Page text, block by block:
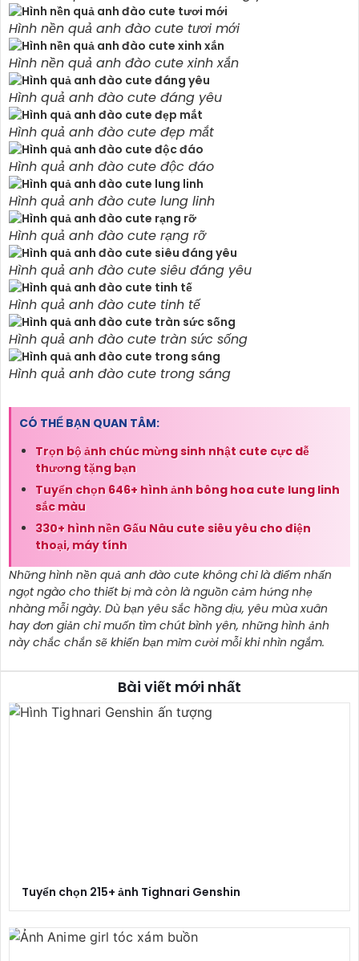
Hình nền quả anh đào cute tươi mới
Hình nền quả anh đào cute xinh xắn
Hình quả anh đào cute đáng yêu
Hình quả anh đào cute đẹp mắt
Hình quả anh đào cute độc đáo
Hình quả anh đào cute lung linh
Hình quả anh đào cute rạng rỡ
Hình quả anh đào cute siêu đáng yêu
Hình quả anh đào cute tinh tế
Hình quả anh đào cute tràn sức sống
Hình quả anh đào cute trong sáng
CÓ THỂ BẠN QUAN TÂM:
Trọn bộ ảnh chúc mừng sinh nhật cute cực dễ
thương tặng bạn
Tuyển chọn 646+ hình ảnh bông hoa cute lung linh
sắc màu
330+ hình nền Gấu Nâu cute siêu yêu cho điện
thoại, máy tính
Những hình nền quả anh đào cute không chỉ là điểm nhấn
ngọt ngào cho thiết bị mà còn là nguồn cảm hứng nhẹ
nhàng mỗi ngày. Dù bạn yêu sắc hồng dịu, yêu mùa xuân
hay đơn giản chỉ muốn tìm chút bình yên, những hình ảnh
này chắc chắn sẽ khiến bạn mỉm cười mỗi khi nhìn ngắm.
Bài viết mới nhất
Tuyển chọn 215+ ảnh Tighnari Genshin